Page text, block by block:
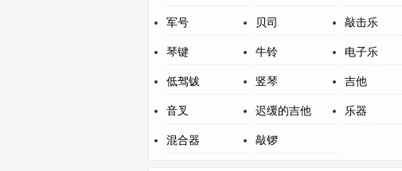
军号 贝司 敲击乐
琴键 牛铃 电子乐
低驾钹 竖琴 吉他
音叉 迟缓的吉他 乐器
混合器 敲锣